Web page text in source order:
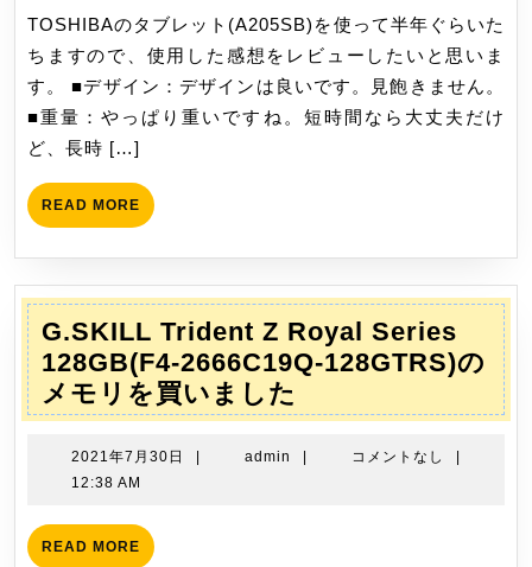
ッ
ト
(A205SB)
の
ビ
ュ
ー
月
8
TOSHIBAのタブレット(A205SB)を使って半年ぐらいた
ちますので、使用した感想をレビューしたいと思いま
す。 ■デザイン：デザインは良いです。見飽きません。
■重量：やっぱり重いですね。短時間なら大丈夫だけ
ど、長時 […]
READ MORE READ
MORE
G.SKILL Trident Z Royal Series
128GB(F4-2666C19Q-128GTRS)の
メモリを買いました
Trident
Z
2021年7月30日
2021
admin admin コメントなし
12:38 AM
READ MORE READ